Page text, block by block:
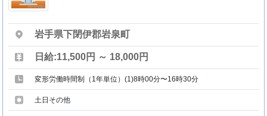
岩手県下閉伊郡岩泉町
日給:11,500円 ～ 18,000円
変形労働時間制（1年単位）(1)8時00分〜16時30分
土日その他